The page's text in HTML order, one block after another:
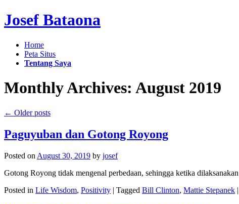
Josef Bataona
Home
Peta Situs
Tentang Saya
Monthly Archives: August 2019
← Older posts
Paguyuban dan Gotong Royong
Posted on August 30, 2019 by josef
Gotong Royong tidak mengenal perbedaan, sehingga ketika
Posted in Life Wisdom, Positivity | Tagged Bill Clinton, Mattie Stepanek |